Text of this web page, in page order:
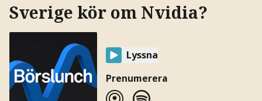
Sverige kör om Nvidia?
Lyssna
Prenumerera